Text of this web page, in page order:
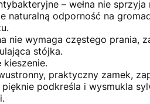
– wełna nie
naturalną odporność na
nie wymaga częstego prania,
stójka.
praktyczny zamek,
podkreśla i wysmukla